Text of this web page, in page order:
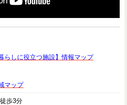
らしに役立つ施設】情報マップ
マップ
歩3分